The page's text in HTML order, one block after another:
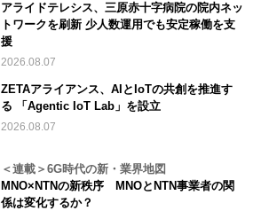
アライドテレシス、三原赤十字病院の院内ネッ
トワークを刷新 少人数運用でも安定稼働を支
援
2026.08.07
ZETAアライアンス、AIとIoTの共創を推進す
る 「Agentic IoT Lab」を設立
2026.08.07
＜連載＞6G時代の新・業界地図
MNO×NTNの新秩序 MNOとNTN事業者の関
係は変化するか？